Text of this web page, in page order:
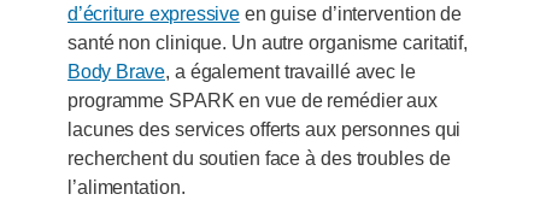
d’écriture expressiveen guise d’intervention de
santé non clinique. Un autre organisme caritatif,
Body Brave, a également travaillé avec le
programme SPARK en vue de remédier aux
lacunes des services offerts aux personnes qui
recherchent du soutien face à des troubles de
l’alimentation.